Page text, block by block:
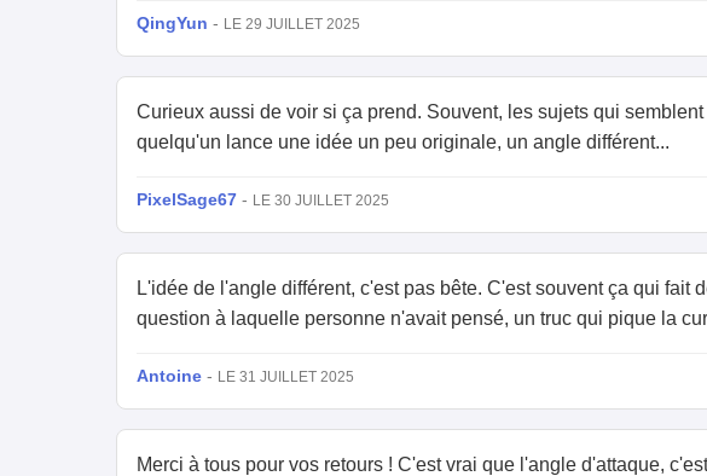
QingYun - LE 29 JUILLET 2025
Curieux aussi de voir si ça prend. Souvent, les sujets qui
quelqu'un lance une idée un peu originale, un angle différent...
PixelSage67 - LE 30 JUILLET 2025
L'idée de l'angle différent, c'est pas bête. C'est souvent ça qui
question à laquelle personne n'avait pensé, un truc qui pique la
Antoine - LE 31 JUILLET 2025
Merci à tous pour vos retours ! C'est vrai que l'angle d'attaque,